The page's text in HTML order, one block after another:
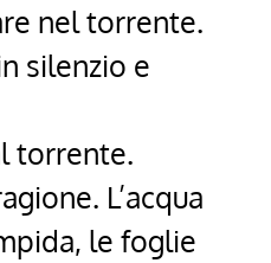
nel torrente.
silenzio e
torrente.
L’acqua
le foglie